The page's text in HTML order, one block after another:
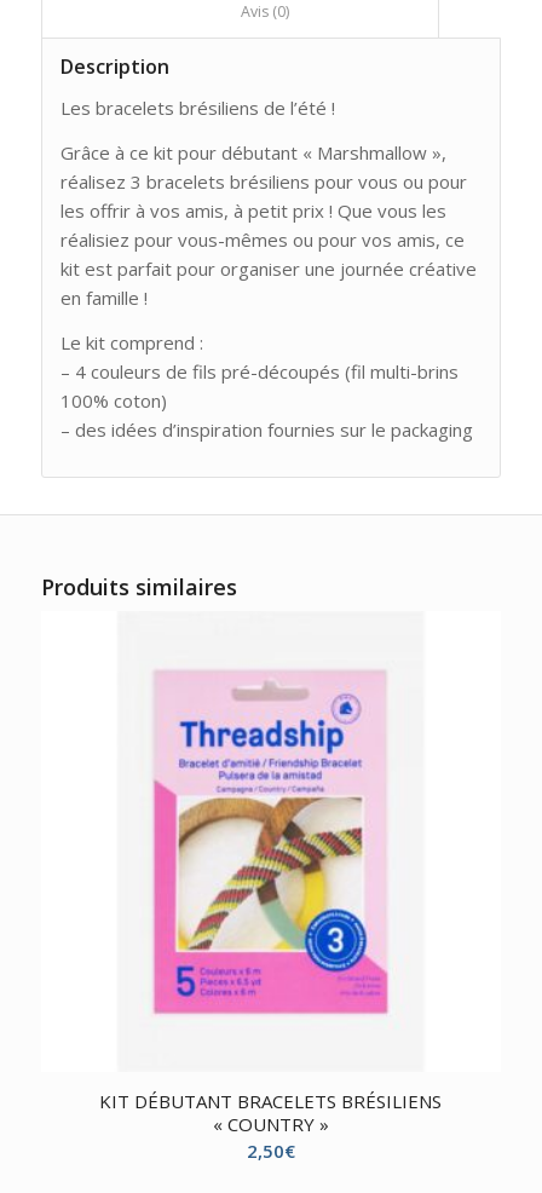
						Avis (0)
Description
Les bracelets brésiliens de l’été !
Grâce à ce kit pour débutant « Marshmallow »,
réalisez 3 bracelets brésiliens pour vous ou pour
les offrir à vos amis, à petit prix ! Que vous les
réalisiez pour vous-mêmes ou pour vos amis, ce
kit est parfait pour organiser une journée créative
en famille !
Le kit comprend :
– 4 couleurs de fils pré-découpés (fil multi-brins
100% coton)
– des idées d’inspiration fournies sur le packaging
Produits similaires
KIT DÉBUTANT BRACELETS BRÉSILIENS
« COUNTRY »
2,50€